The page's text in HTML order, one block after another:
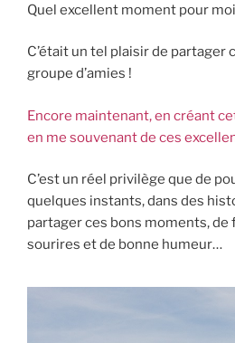
Quel excellent moment pour
C’était un tel plaisir de partager
groupe d’amies !
Encore maintenant, en créant
en me souvenant de ces
C’est un réel privilège que de
quelques instants, dans des
partager ces bons moments, de
sourires et de bonne humeur…